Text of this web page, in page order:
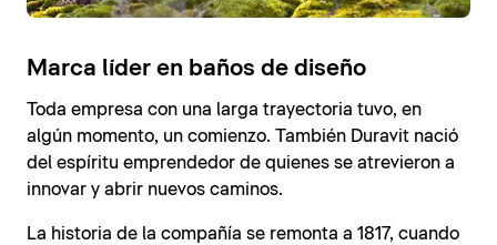
Marca líder en baños de diseño
Toda empresa con una larga trayectoria tuvo, en
algún momento, un comienzo. También Duravit nació
del espíritu emprendedor de quienes se atrevieron a
innovar y abrir nuevos caminos.
La historia de la compañía se remonta a 1817, cuando